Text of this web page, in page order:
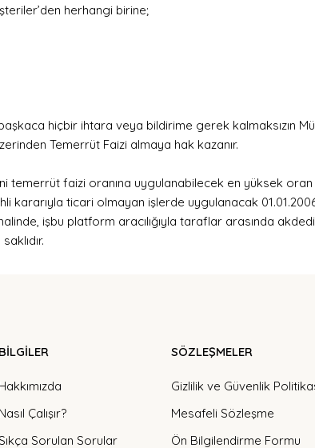
herhangi birine;
hiçbir ihtara veya bildirime gerek kalmaksızın
Temerrüt Faizi almaya hak kazanır.
temerrüt faizi oranına uygulanabilecek en yüksek
kararıyla ticari olmayan işlerde uygulanacak
işbu platform aracılığıyla taraflar arasında
BİLGİLER
Hakkımızda
Nasıl Çalışır?
Sıkça Sorulan Sorular
SÖZLEŞMELER
Gizlilik ve Güvenlik
Mesafeli Sözleşme
Ön Bilgilendirme Formu